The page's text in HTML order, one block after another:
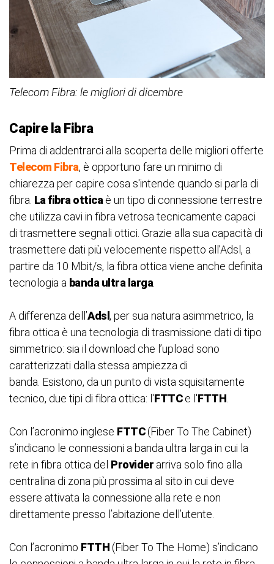
Telecom Fibra: le migliori di dicembre
Capire la Fibra
Prima di addentrarci alla scoperta delle migliori offerte
Telecom Fibra, è opportuno fare un minimo di
chiarezza per capire cosa s'intende quando si parla di
fibra. La fibra otticaè un tipo di connessione terrestre
che utilizza cavi in fibra vetrosa tecnicamente capaci
di trasmettere segnali ottici. Grazie alla sua capacità di
trasmettere dati più velocemente rispetto all’Adsl, a
partire da 10 Mbit/s, la fibra ottica viene anche definita
tecnologia a banda ultra larga.
A differenza dell’Adsl , per sua natura asimmetrico, la
fibra ottica è una tecnologia di trasmissione dati di tipo
simmetrico: sia il download che l’upload sono
caratterizzati dalla stessa ampiezza di
banda. Esistono, da un punto di vista squisitamente
tecnico, due tipi di fibra ottica: l'FTTCe l'FTTH.
Con l’acronimo inglese FTTC(Fiber To The Cabinet)
s’indicano le connessioni a banda ultra larga in cui la
rete in fibra ottica del Provider arriva solo fino alla
centralina di zona più prossima al sito in cui deve
essere attivata la connessione alla rete e non
direttamente presso l’abitazione dell’utente.
Con l’acronimo FTTH (Fiber To The Home) s’indicano